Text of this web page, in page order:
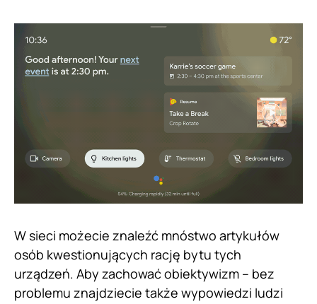
W sieci możecie znaleźć mnóstwo artykułów
osób kwestionujących rację bytu tych
urządzeń. Aby zachować obiektywizm – bez
problemu znajdziecie także wypowiedzi ludzi